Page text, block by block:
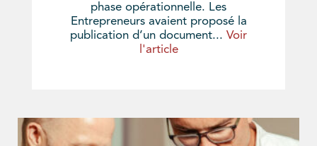
phase opérationnelle. Les
Entrepreneurs avaient proposé la
publication d’un document... Voir
l'article